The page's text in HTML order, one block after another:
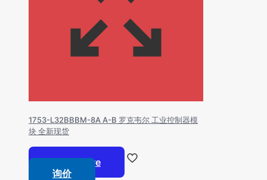
1753-L32BBBM-8A A-B 罗克韦尔 工业控制器模
块 全新现货
Read more
询价